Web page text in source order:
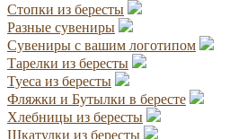
Стопки из бересты
Разные сувениры
Сувениры с вашим логотипом
Тарелки из бересты
Туеса из бересты
Фляжки и Бутылки в бересте
Хлебницы из бересты
Шкатулки из бересты